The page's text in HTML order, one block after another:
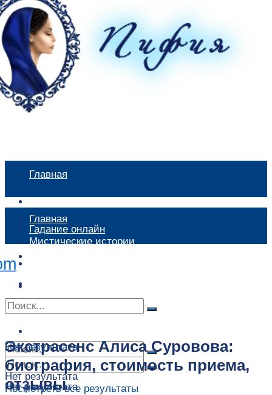
Главная
Гадание онлайн
Контакты
Нет результата
Главная
Мистические истории
Сонник
Нет результата
Нет результата
Посмотреть все результаты
Экстрасенс Алиса Суровова:
биография, стоимость приема,
отзывы